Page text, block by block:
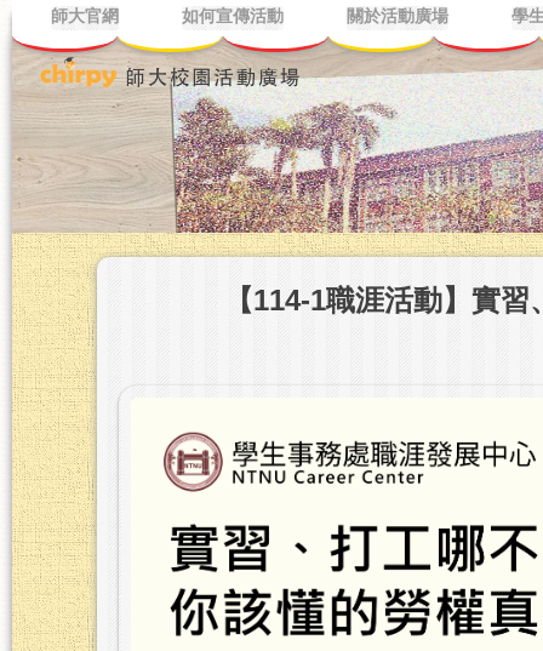
師大官網 如何宣傳活動 關於活動廣場 學
【114-1職涯活動】實